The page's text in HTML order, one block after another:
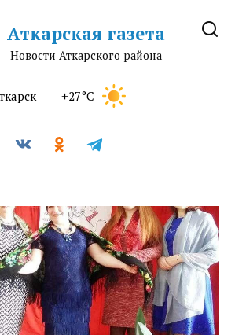
Аткарская газета
Новости Аткарского района
+27°C